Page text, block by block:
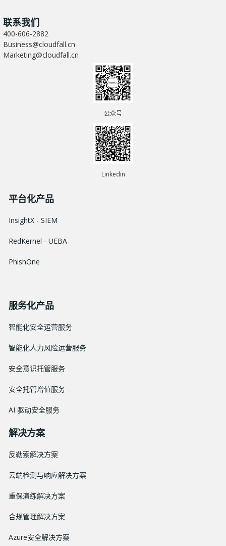
联系我们
400-606-2882
Business@cloudfall.cn
Marketing@cloudfall.cn
公众号
Linkedin
平台化产品
InsightX - SIEM
RedKernel - UEBA
PhishOne
服务化产品
智能化安全运营服务
智能化人力风险运营服务
安全意识托管服务
安全托管增值服务
AI 驱动安全服务
解决方案
反勒索解决方案
云端检测与响应解决方案
重保演练解决方案
合规管理解决方案
Azure安全解决方案